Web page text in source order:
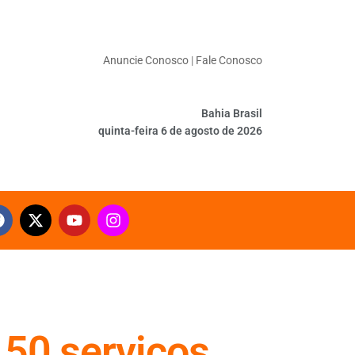
Anuncie Conosco | Fale Conosco
Bahia Brasil
quinta-feira 6 de agosto de 2026